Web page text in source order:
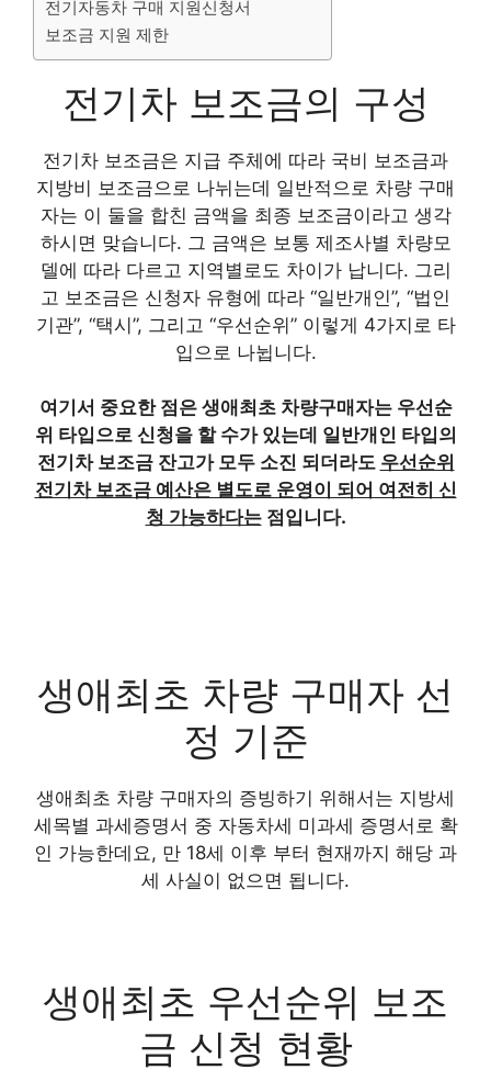
전기자동차 구매 지원신청서
보조금 지원 제한
전기차 보조금의 구성
전기차 보조금은 지급 주체에 따라 국비 보조금과
지방비 보조금으로 나뉘는데 일반적으로 차량 구매
자는 이 둘을 합친 금액을 최종 보조금이라고 생각
하시면 맞습니다. 그 금액은 보통 제조사별 차량모
델에 따라 다르고 지역별로도 차이가 납니다. 그리
고 보조금은 신청자 유형에 따라 “일반개인”, “법인
기관”, “택시”, 그리고 “우선순위” 이렇게 4가지로 타
입으로 나뉩니다.
여기서 중요한 점은 생애최초 차량구매자는 우선순
위 타입으로 신청을 할 수가 있는데 일반개인 타입의
전기차 보조금 잔고가 모두 소진 되더라도 우선순위
전기차 보조금 예산은 별도로 운영이 되어 여전히 신
청 가능하다는점입니다.
생애최초 차량 구매자 선
정 기준
생애최초 차량 구매자의 증빙하기 위해서는 지방세
세목별 과세증명서 중 자동차세 미과세 증명서로 확
인 가능한데요, 만 18세 이후 부터 현재까지 해당 과
세 사실이 없으면 됩니다.
생애최초 우선순위 보조
금 신청 현황